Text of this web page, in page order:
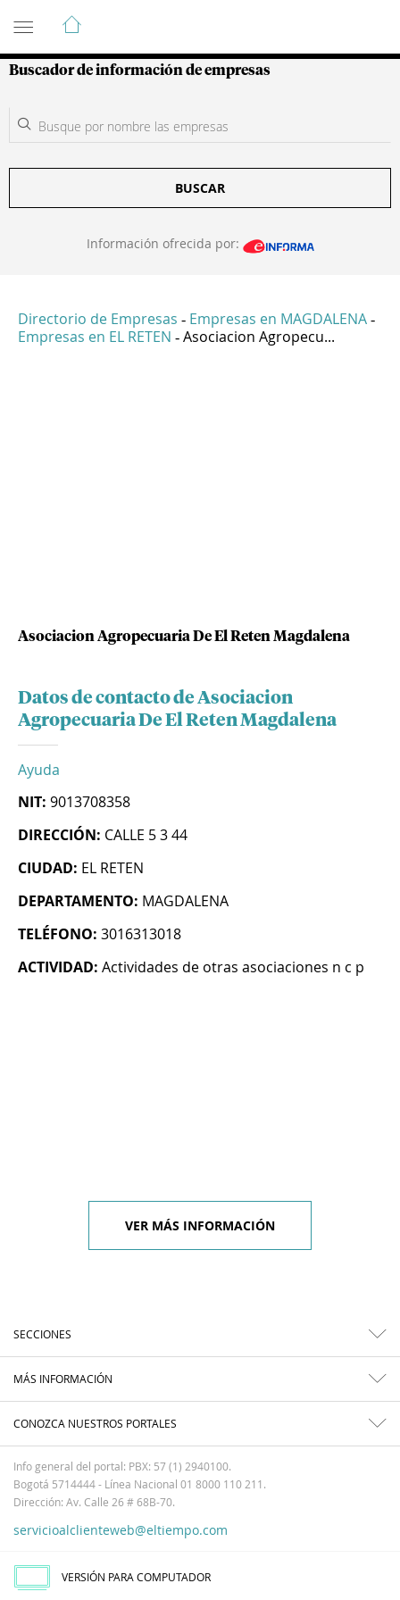
Guía de Empresas Colombianas
Buscador de información de empresas
BUSCAR
Información ofrecida por:
Directorio de Empresas - Empresas en MAGDALENA -
Empresas en EL RETEN - Asociacion Agropecu...
Asociacion Agropecuaria De El Reten Magdalena
Datos de contacto de Asociacion
Agropecuaria De El Reten Magdalena
Ayuda
NIT: 9013708358
DIRECCIÓN: CALLE 5 3 44
CIUDAD: EL RETEN
DEPARTAMENTO: MAGDALENA
TELÉFONO: 3016313018
ACTIVIDAD: Actividades de otras asociaciones n c p
VER MÁS INFORMACIÓN
SECCIONES
MÁS INFORMACIÓN
CONOZCA NUESTROS PORTALES
Info general del portal: PBX: 57 (1) 2940100.
Bogotá 5714444 - Línea Nacional 01 8000 110 211.
Dirección: Av. Calle 26 # 68B-70.
servicioalclienteweb@eltiempo.com
VERSIÓN PARA COMPUTADOR